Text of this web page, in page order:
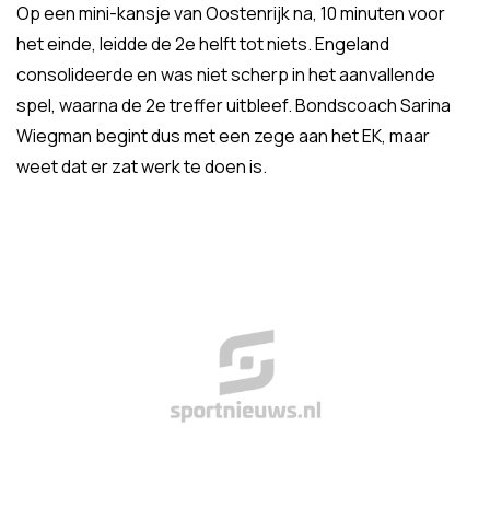
Op een mini-kansje van Oostenrijk na, 10 minuten voor
het einde, leidde de 2e helft tot niets. Engeland
consolideerde en was niet scherp in het aanvallende
spel, waarna de 2e treffer uitbleef. Bondscoach Sarina
Wiegman begint dus met een zege aan het EK, maar
weet dat er zat werk te doen is.